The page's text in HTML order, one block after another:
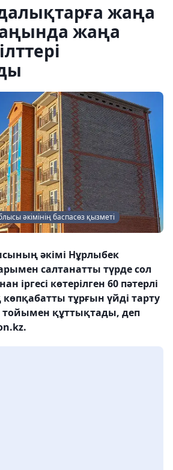
жаңа
жаңа
әкімінің баспасөз қызметі
әкімі Нұрлыбек
салтанатты түрде сол
іргесі көтерілген 60 пәтерлі
тұрғын үйді тарту
тойымен құттықтады, деп